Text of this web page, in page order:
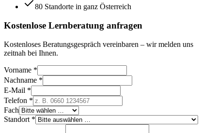
80 Standorte in ganz Österreich
Kostenlose Lernberatung anfragen
Kostenloses Beratungsgespräch vereinbaren – wir melden uns
zeitnah bei Ihnen.
Vorname *
Nachname *
E-Mail *
Telefon *
Fach
Standort *